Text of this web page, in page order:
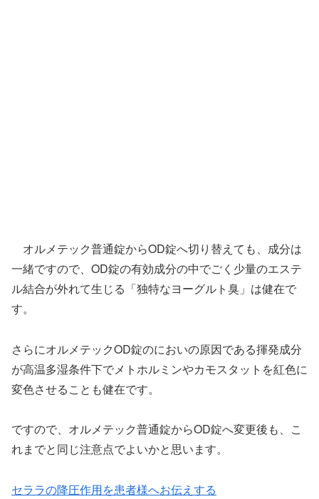
オルメテック普通錠からOD錠へ切り替えても、成分は
一緒ですので、OD錠の有効成分の中でごく少量のエステ
ル結合が外れて生じる「独特なヨーグルト臭」は健在で
す。
さらにオルメテックOD錠のにおいの原因である揮発成分
が高温多湿条件下でメトホルミンやカモスタットを紅色に
変色させることも健在です。
ですので、オルメテック普通錠からOD錠へ変更後も、こ
れまでと同じ注意点でよいかと思います。
セララの降圧作用を患者様へお伝えする